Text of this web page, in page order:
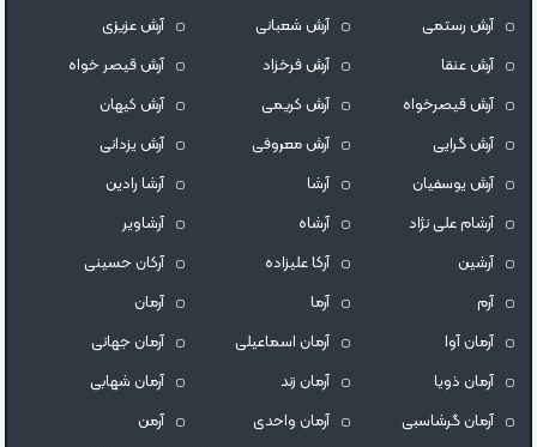
آرش رستمی
آرش شعبانی
آرش عزیزی
آرش عنقا
آرش فرخزاد
آرش قیصر خواه
آرش قیصرخواه
آرش کریمی
آرش کیهان
آرش گرایی
آرش معروفی
آرش یزدانی
آرش یوسفیان
آرشا
آرشا رادین
آرشام علی نژاد
آرشاه
آرشاویر
آرشین
آرکا علیزاده
آرکان حسینی
آرم
آرما
آرمان
آرمان آوا
آرمان اسماعیلی
آرمان جهانی
آرمان ذویا
آرمان زند
آرمان شهابی
آرمان گرشاسبی
آرمان واحدی
آرمن